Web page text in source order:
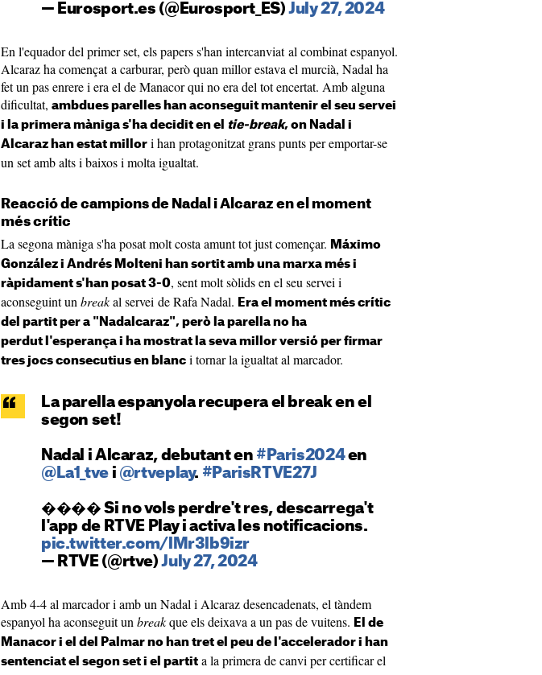
— Eurosport.es (@Eurosport_ES)July 27, 2024
En l'equador del primer set, els papers s'han intercanviat al combinat espanyol.
Alcaraz ha començat a carburar, però quan millor estava el murcià, Nadal ha
fet un pas enrere i era el de Manacor qui no era del tot encertat. Amb alguna
dificultat, ambdues parelles han aconseguit mantenir el seu servei
i la primera màniga s'ha decidit en el
tie-break, on Nadal i
Alcaraz han estat millor i han protagonitzat grans punts per emportar-se
un set amb alts i baixos i molta igualtat.
Reacció de campions de Nadal i Alcaraz en el moment
més crític
La segona màniga s'ha posat molt costa amunt tot just començar. Máximo
González i Andrés Molteni han sortit amb una marxa més i
ràpidament s'han posat 3-0, sent molt sòlids en el seu servei i
aconseguint un breakal servei de Rafa Nadal. Era el moment més crític
del partit per a "Nadalcaraz", però la parella no ha
perdut l'esperança i ha mostrat la seva millor versió per firmar
tres jocs consecutius en blanc i tornar la igualtat al marcador.
La parella espanyola recupera el break en el
segon set!
Nadal i Alcaraz, debutant en #Paris2024en
@La1_tvei @rtveplay. #ParisRTVE27J
���� Si no vols perdre't res, descarrega't
l'app de RTVE Play i activa les notificacions.
pic.twitter.com/lMr3lb9izr
— RTVE (@rtve)July 27, 2024
Amb 4-4 al marcador i amb un Nadal i Alcaraz desencadenats, el tàndem
espanyol ha aconseguit un breakque els deixava a un pas de vuitens. El de
Manacor i el del Palmar no han tret el peu de l'accelerador i han
sentenciat el segon set i el partit a la primera de canvi per certificar el